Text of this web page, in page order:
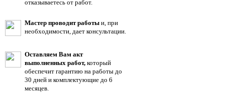
отказываетесь от работ.
Мастер проводит работы и, при
необходимости, дает консультации.
Оставляем Вам акт
выполненных работ, который
обеспечит гарантию на работы до
30 дней и комплектующие до 6
месяцев.